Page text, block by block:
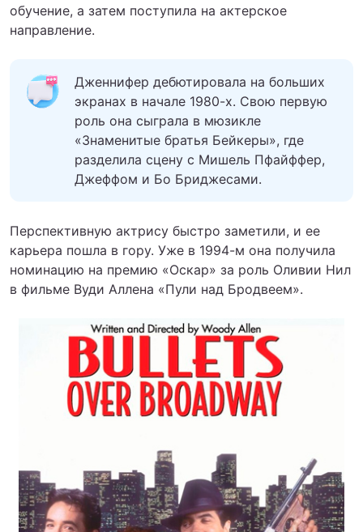
обучение, а затем поступила на актерское
направление.
Дженнифер дебютировала на больших
экранах в начале 1980-х. Свою первую
роль она сыграла в мюзикле
«Знаменитые братья Бейкеры», где
разделила сцену с Мишель Пфайффер,
Джеффом и Бо Бриджесами.
Перспективную актрису быстро заметили, и ее
карьера пошла в гору. Уже в 1994-м она получила
номинацию на премию «Оскар» за роль Оливии Нил
в фильме Вуди Аллена «Пули над Бродвеем».